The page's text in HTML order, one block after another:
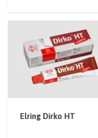
Elring Dirko HT